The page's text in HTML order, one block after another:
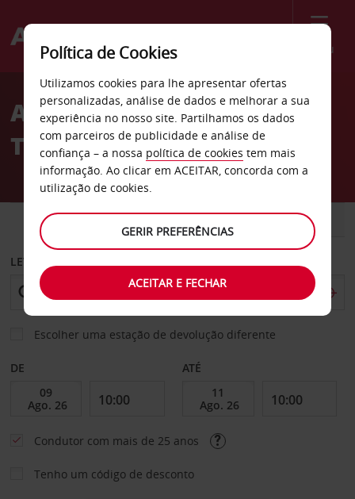
Menu
Welcome
AvisAluguer de carros Janzour
Tourist Village em Trípoli
CARRO COMERCIAIS
LEVANTAR EM
Escolher uma estação de devolução diferente
DE ATÉ
Condutor com mais de 25 anos
Tenho um código de desconto
Política de Cookies
Utilizamos cookies para lhe apresentar ofertas
personalizadas, análise de dados e melhorar a sua
experiência no nosso site. Partilhamos os dados
com parceiros de publicidade e análise de
confiança – a nossa política de cookies tem mais
informação. Ao clicar em ACEITAR, concorda com a
utilização de cookies.
GERIR PREFERÊNCIAS
ACEITAR E FECHAR